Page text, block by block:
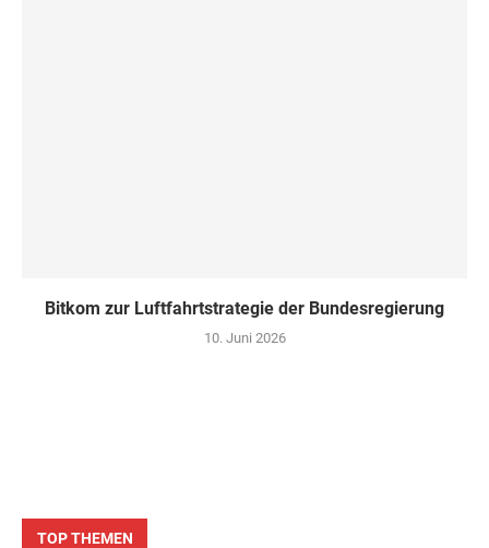
Bitkom zur Luftfahrtstrategie der Bundesregierung
10. Juni 2026
TOP THEMEN